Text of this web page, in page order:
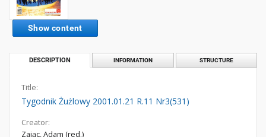
Show content
DESCRIPTION INFORMATION STRUCTURE
Title:
Tygodnik Żużlowy 2001.01.21 R.11 Nr3(531)
Creator:
Zając, Adam (red.)